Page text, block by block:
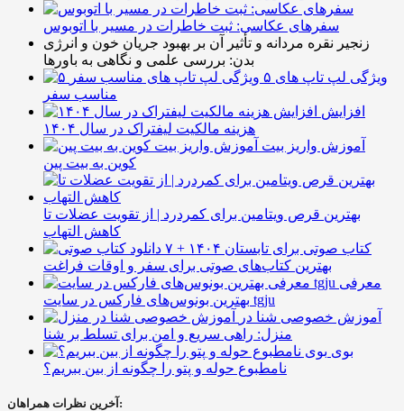
سفرهای عکاسی: ثبت خاطرات در مسیر با اتوبوس
زنجیر نقره مردانه و تأثیر آن بر بهبود جریان خون و انرژی
بدن: بررسی علمی و نگاهی به باورها
۵ ویژگی لپ تاپ های
مناسب سفر
افزایش
هزینه مالکیت لیفتراک در سال ۱۴۰۴
آموزش واریز بیت
کوین به بیت پین
بهترین قرص ویتامین برای کمردرد | از تقویت عضلات تا
کاهش التهاب
۷ کتاب صوتی برای تابستان ۱۴۰۴ +
بهترین کتاب‌های صوتی برای سفر و اوقات فراغت
معرفی
بهترین بونوس‌های فارکس در سایت tgju
آموزش خصوصی شنا در
منزل: راهی سریع و امن برای تسلط بر شنا
بوی
نامطبوع حوله و پتو را چگونه از بین ببریم؟
آخرین نظرات همراهان: